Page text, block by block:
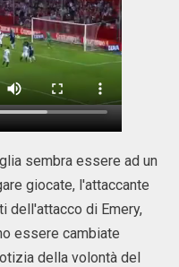
sembra essere ad un
giocate, l'attaccante
dell'attacco di Emery,
essere cambiate
della volontà del